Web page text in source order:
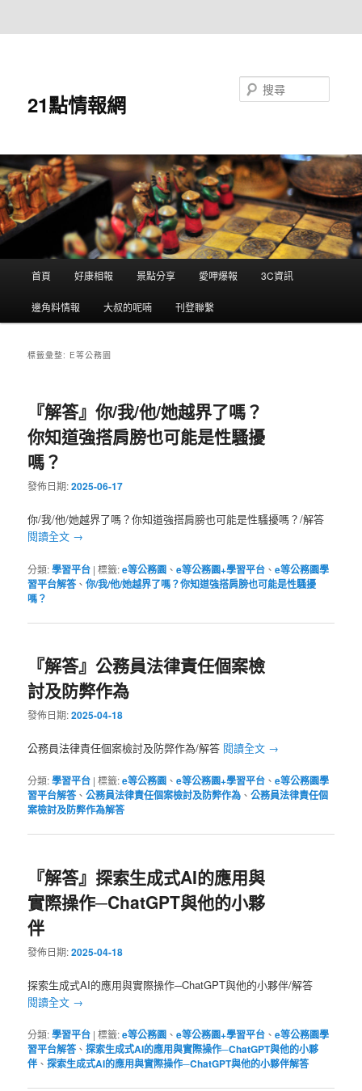
21點情報網
首頁 好康相報 景點分享 愛呷爆報 3C資訊
邊角料情報 大叔的呢喃 刊登聯繫
標籤彙整: E等公務園
『解答』你/我/他/她越界了嗎？
你知道強搭肩膀也可能是性騷擾
嗎？
發佈日期:2025-06-17
你/我/他/她越界了嗎？你知道強搭肩膀也可能是性騷擾嗎？/解答
閱讀全文 →
分類:學習平台 |標籤:e等公務園 、e等公務園+學習平台 、e等公務園學
習平台解答、你/我/他/她越界了嗎？你知道強搭肩膀也可能是性騷擾
嗎？
『解答』公務員法律責任個案檢
討及防弊作為
發佈日期:2025-04-18
公務員法律責任個案檢討及防弊作為/解答 閱讀全文 →
分類:學習平台 |標籤:e等公務園 、e等公務園+學習平台 、e等公務園學
習平台解答、公務員法律責任個案檢討及防弊作為 、公務員法律責任個
案檢討及防弊作為解答
『解答』探索生成式AI的應用與
實際操作─ChatGPT與他的小夥
伴
發佈日期:2025-04-18
探索生成式AI的應用與實際操作─ChatGPT與他的小夥伴/解答
閱讀全文 →
分類:學習平台 |標籤:e等公務園 、e等公務園+學習平台 、e等公務園學
習平台解答、探索生成式AI的應用與實際操作─ChatGPT與他的小夥
伴 、探索生成式AI的應用與實際操作─ChatGPT與他的小夥伴解答